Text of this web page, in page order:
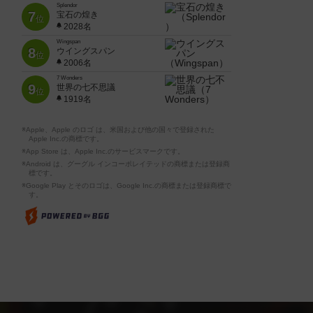
7位
Splendor
宝石の煌き
2028名
8位
Wingspan
ウイングスパン
2006名
9位
7 Wonders
世界の七不思議
1919名
※Apple、Apple のロゴ は、米国および他の国々で登録された
Apple Inc.の商標です。
※App Store は、Apple Inc.のサービスマークです。
※Android は、グーグル インコーポレイテッドの商標または登録商
標です。
※Google Play とそのロゴは、Google Inc.の商標または登録商標で
す。